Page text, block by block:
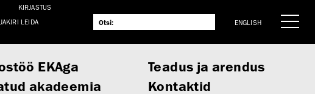
KIRJASTUS
LEIDA
ENGLISH
EKAga
Teadus ja arendus
akadeemia Kontaktid